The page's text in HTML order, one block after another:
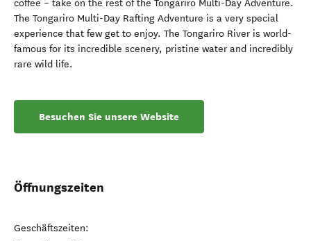
coffee – take on the rest of the Tongariro Multi-Day Adventure.
The Tongariro Multi-Day Rafting Adventure is a very special
experience that few get to enjoy. The Tongariro River is world-
famous for its incredible scenery, pristine water and incredibly
rare wild life.
Besuchen Sie unsere Website
Öffnungszeiten
Geschäftszeiten: